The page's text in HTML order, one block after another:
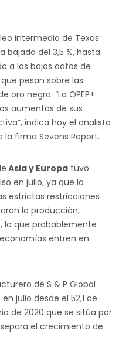
intermedio de Texas
bajada del 3,5 %, hasta
a los bajos datos de
pesan sobre las
oro negro. “La OPEP+
aumentos de sus
indica hoy el analista
la firma Sevens Report.
Asia y Europa tuvo
en julio, ya que la
estrictas restricciones
la producción,
lo que probablemente
entren en
de S & P Global
julio desde el 52,1 de
de 2020 que se sitúa por
el crecimiento de